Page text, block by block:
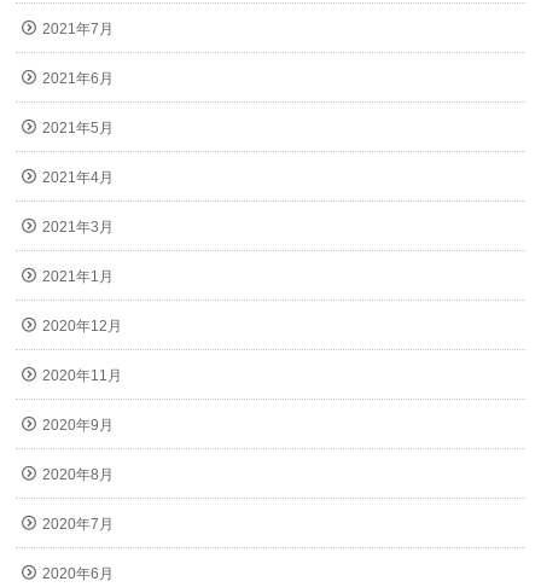
2021年7月
2021年6月
2021年5月
2021年4月
2021年3月
2021年1月
2020年12月
2020年11月
2020年9月
2020年8月
2020年7月
2020年6月